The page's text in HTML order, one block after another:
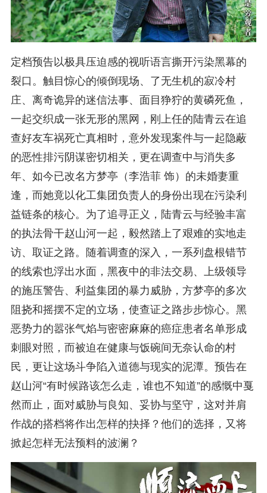
定档预告以极具压迫感的视听语言撕开污染黑幕的
裂口。触目惊心的倾倒现场、了无生机的寂冷村
庄、离奇诡异的迷信法事、面目狰狞的黄磷死鱼，
一起交织成一张无形的黑网，刚上任的陆青云在追
查好友车祸死亡真相时，意外发现案件与一起隐蔽
的恶性排污阴谋密切相关，更在调查中与消失多
年、如今已改名方梦亭（李浩菲 饰）的未婚妻重
逢，而她竟以化工集团负责人的身份出现在污染利
益链条的核心。为了追寻正义，陆青云与经验丰富
的执法骨干赵山河一起，毅然踏上了艰难的实地走
访、取证之路。随着调查的深入，一系列盘根错节
的线索也浮出水面，黑夜中的非法交易、上级领导
的施压警告、利益集团的暴力威胁，方梦亭的多次
阻挠和摇摆不定的立场，使查证之路步步惊心。黑
恶势力的嚣张气焰与密密麻麻的癌症患者名单形成
刺眼对照，而被迫在健康与饭碗间无奈认命的村
民，更让这场斗争陷入道德与现实的泥潭。预告在
赵山河“有时候路该怎么走，谁也不知道”的感慨中戛
然而止，面对威胁与良知、妥协与坚守，这对并肩
作战的搭档将作出怎样的抉择？他们的选择，又将
掀起怎样无法预料的波澜？